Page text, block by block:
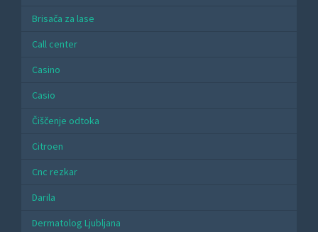
Brisača za lase
Call center
Casino
Casio
Čiščenje odtoka
Citroen
Cnc rezkar
Darila
Dermatolog Ljubljana